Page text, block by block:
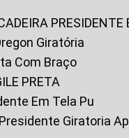
CADEIRA
Giratória
Com Braço
PRETA
Em Tela Pu
Presidente Giratoria